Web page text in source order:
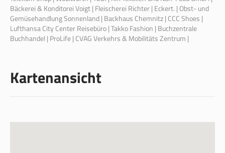
Bäckerei & Konditorei Voigt | Fleischerei Richter | Eckert. | Obst- und
Gemüsehandlung Sonnenland | Backhaus Chemnitz | CCC Shoes |
Lufthansa City Center Reisebüro | Takko Fashion | Buchzentrale
Buchhandel | ProLife | CVAG Verkehrs & Mobilitäts Zentrum |
Kartenansicht